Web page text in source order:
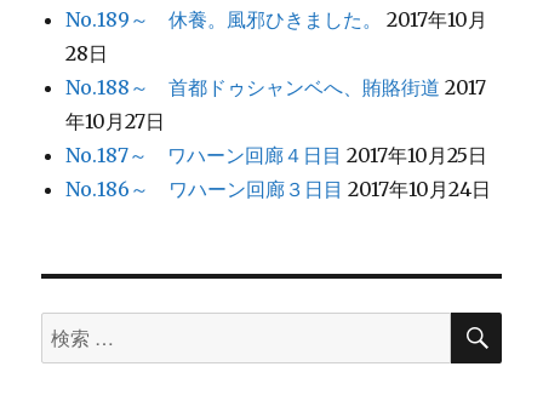
No.189～ 休養。風邪ひきました。
2017年10月
28日
No.188～ 首都ドゥシャンベへ、賄賂街道 2017
年10月27日
No.187～ ワハーン回廊４日目 2017年10月25日
No.186～ ワハーン回廊３日目 2017年10月24日
検
索
検